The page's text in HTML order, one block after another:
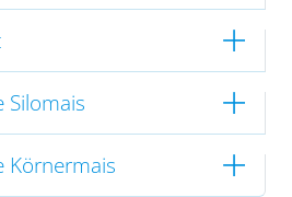
Silomais
Körnermais